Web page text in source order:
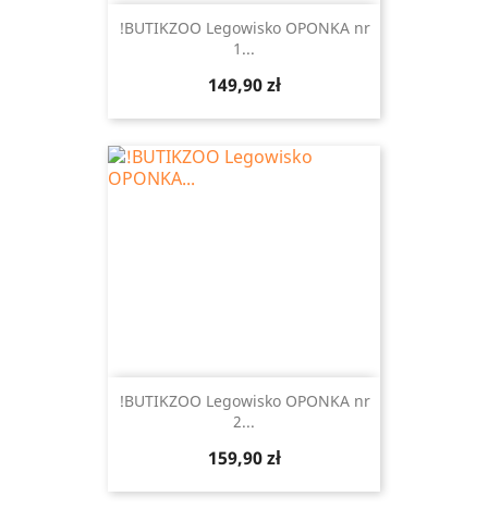
!BUTIKZOO Legowisko OPONKA nr
1...
Cena
149,90 zł
!BUTIKZOO Legowisko OPONKA nr
2...
Cena
159,90 zł